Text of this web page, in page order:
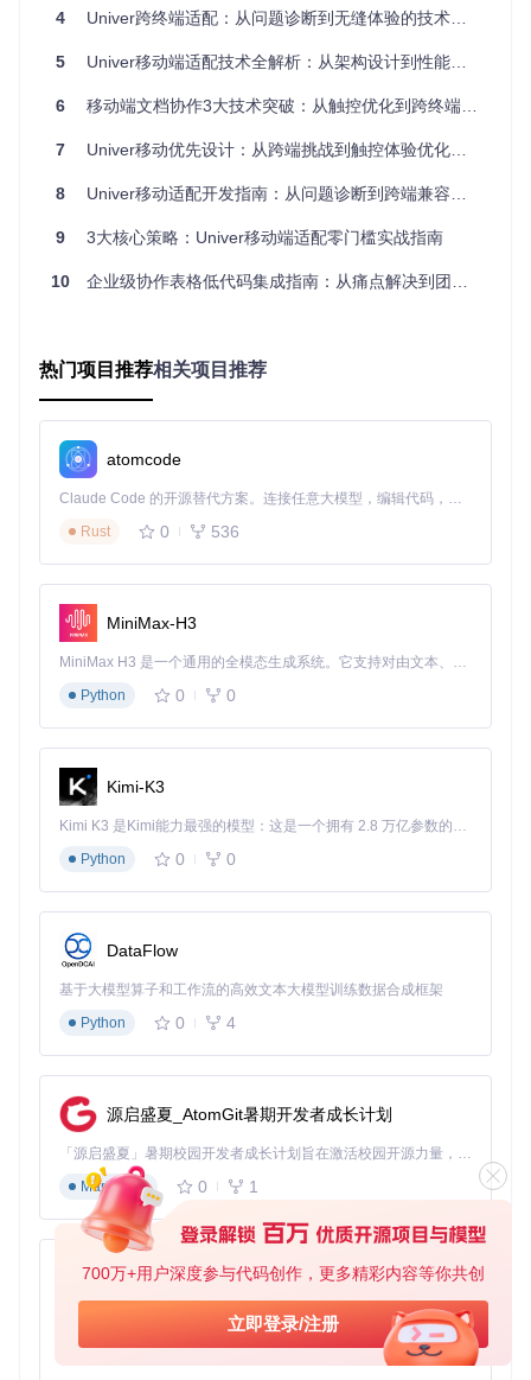
700万+用户深度参与代码创作，更多精彩内容等你共创
立即登录/注册
移动端处理器性能和内存资源的限制，使得桌面端流畅运行的
功能在移动设备上出现明显卡顿。数据显示，当表格行数超过
500行时，纯前端渲染方案的帧率会从60fps骤降至25fps以
下。这背后是主线程计算与UI渲染的资源竞争，特别是当用户
快速滑动表格时，大量DOM操作会阻塞主线程，导致界面失
去响应。
图1：Univer在不同移动设备上的多实例运行效果，展示了响
二、响应式架构核心原理
不仅解决了当前的移动适配问题，更为未来的多端扩展提供了
灵活的技术底座。
2.1 分层插件体系
Univer采用"核心功能+平台插件"的分层架构，将与设备相关的
适配逻辑封装在独立插件中。核心层（
基础数据模型和业务逻辑，不包含任何UI渲染代码；平台适配
层通过插件形式提供特定设备的交互实现，如UniverMobileUI
Plugin专门处理触控事件和移动布局。这种设计使同一套业务
逻辑能根据运行环境自动加载适配插件，实现"一次开发，多
端运行"。
图2：Univer表格模块的架构设计，展示了核心层、渲染层与U
I层的交互关系
2.2 线程分离策略
为解决移动端性能瓶颈，Univer采用主线程与Web Worker的
协同计算模式：
主线程 ：负责UI渲染和触控事件处理，保持60fps的交互响
应
这种分离通过 examples/src/mobile-s/worker.ts
于建立高效的线程通信机制。当用户在移动端编辑大型表格
时，Worker线程可以在后台处理数据更新，通过结构化克隆算
Univer的响应式引擎基于自定义断点系统和弹性布局模型：
断点系统：定义xs(<360px)、sm(360-640px)、md(640-10
24px)、lg(>1024px)四个关键断点
弹性单位：使用rem和vw结合的单位系统，确保元素尺寸在
不同设备上的一致性
组件适配：通过Tailwind的响应式工具类实现组件在不同断
点下的样式切换
核心实现位于common/shared/tailwind/tailwind.config.ts，通
过自定义主题配置统一管理跨端样式变量。
三、分场景实现指南
4 Univer跨终端适配：从问题诊断到无缝体验的技术实践
5 Univer移动端适配技术全解析：从架构设计到性能优化
6 移动端文档协作3大技术突破：从触控优化到跨终端同步全方案
7 Univer移动优先设计：从跨端挑战到触控体验优化全指南
8 Univer移动适配开发指南：从问题诊断到跨端兼容实践
9 3大核心策略：Univer移动端适配零门槛实战指南
10 企业级协作表格低代码集成指南：从痛点解决到团队效能提升
热门项目推荐相关项目推荐
atomcode
Claude Code 的开源替代方案。连接任意大模型，编辑代码，运行命令，自动验证 — 全自动执行。用 Rust 构建，极致性能。 ｜ An open-source alternative to Claude Code. Connect any LLM, edit code, run commands, and verify changes — autonomously. Built in Rust for speed. Get Started
Rust
0 536
MiniMax-H3
MiniMax H3 是一个通用的全模态生成系统。它支持对由文本、图像、视频和音频组成的多模态上下文进行统一理解，并能生成分辨率高达 2K、时长可达 15 秒的带原生立体声音频的视频。得益于面向任务泛化的系统设计，H3 在预训练阶段就已具备广泛的多模态上下文理解与生成能力，能够出色地执行复杂的多模态指令。
Python
0 0
Kimi-K3
Kimi K3 是Kimi能力最强的模型：这是一个拥有 2.8 万亿参数的混合专家（MoE）模型，具备原生视觉理解能力，并支持 100 万 token 的上下文窗口。
Python
0 0
DataFlow
基于大模型算子和工作流的高效文本大模型训练数据合成框架
Python
0 4
源启盛夏_AtomGit暑期开发者成长计划
「源启盛夏」暑期校园开发者成长计划旨在激活校园开源力量，通过积分激励、认证扶持、资源倾斜等形式，引导高校组织和开发者完成「入驻 — 建项目 — 做贡献 — 获认证 — 得资源」的完整闭环。无论你是想带领社团入驻平台的组织者，还是希望用代码贡献证明自己的开发者，都能在这里找到属于你的成长路径。
Markdown
0 1
py-xiaozhi
基于Python的Xiaozhi AI，适用于想要完整Xiaozhi体验而无需拥有专用硬件的用户。
Python
0 1